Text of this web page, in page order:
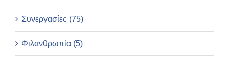
Συνεργασίες (75)
Φιλανθρωπία (5)